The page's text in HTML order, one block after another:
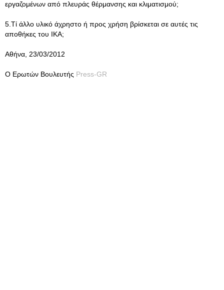
εργαζομένων από πλευράς θέρμανσης και κλιματισμού;
5.Τί άλλο υλικό άχρηστο ή προς χρήση βρίσκεται σε αυτές τις
αποθήκες του ΙΚΑ;
Αθήνα, 23/03/2012
Ο Ερωτών Βουλευτής Press-GR